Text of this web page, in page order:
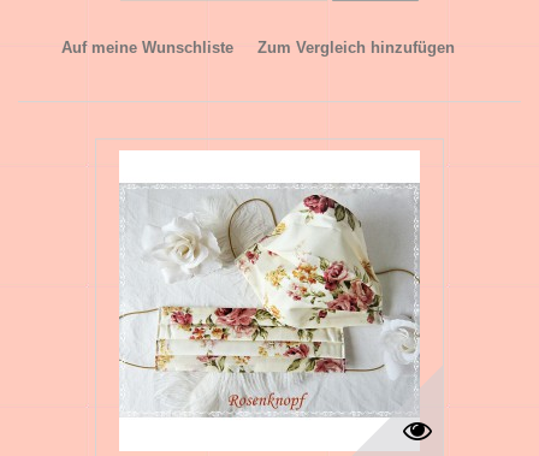
Auf meine Wunschliste Zum Vergleich hinzufügen